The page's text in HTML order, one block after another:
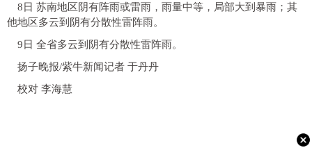
8日 苏南地区阴有阵雨或雷雨，雨量中等，局部大到暴雨；其
他地区多云到阴有分散性雷阵雨。
9日 全省多云到阴有分散性雷阵雨。
扬子晚报/紫牛新闻记者 于丹丹
校对 李海慧